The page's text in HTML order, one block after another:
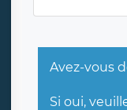
Avez-vous
Si oui,